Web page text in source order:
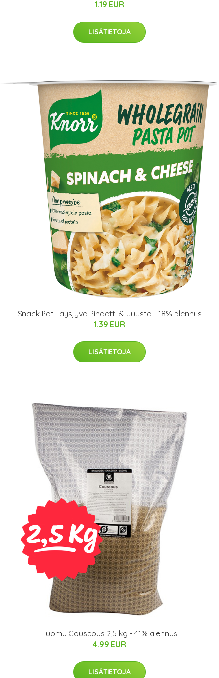
1.19 EUR
LISÄTIETOJA
Snack Pot Täysjyvä Pinaatti & Juusto - 18% alennus
1.39 EUR
LISÄTIETOJA
Luomu Couscous 2,5 kg - 41% alennus
4.99 EUR
LISÄTIETOJA